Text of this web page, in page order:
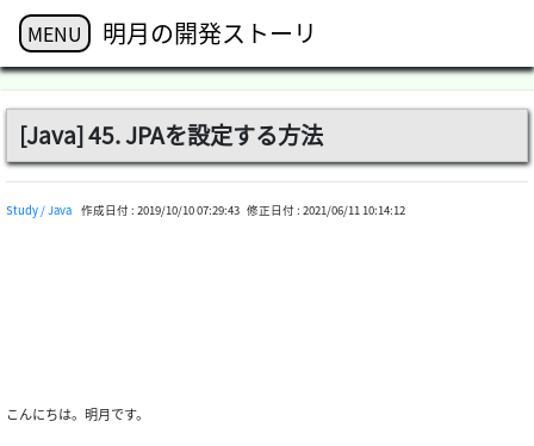
MENU 明月の開発ストーリ
[Java] 45. JPAを設定する方法
Study / Java 作成日付 : 2019/10/10 07:29:43 修正日付 : 2021/06/11 10:14:12
こんにちは。明月です。